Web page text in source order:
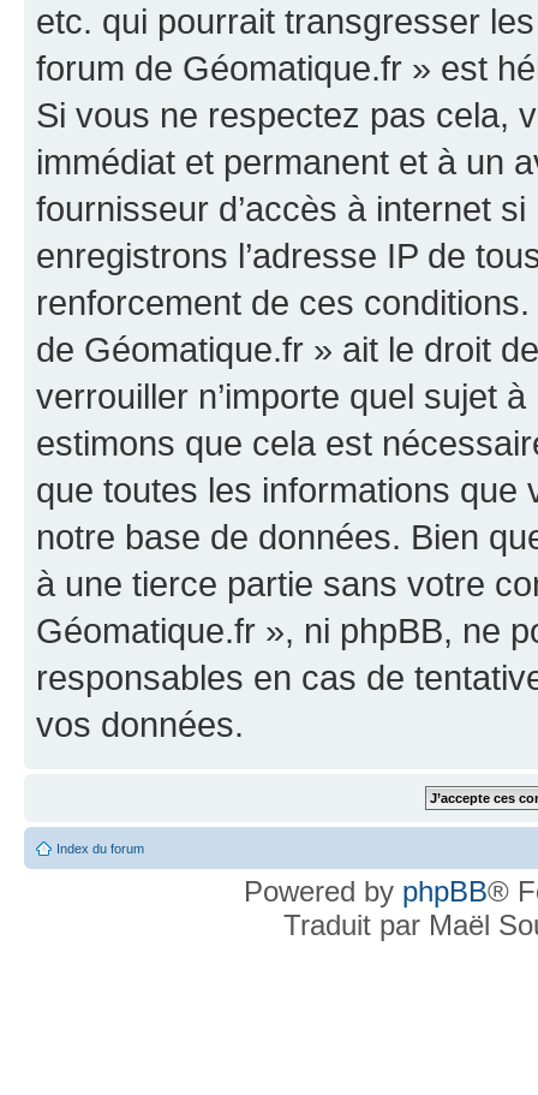
etc. qui pourrait transgresser
forum de Géomatique.fr » est
Si vous ne respectez pas cela,
immédiat et permanent et à un
fournisseur d’accès à internet
enregistrons l’adresse IP de
renforcement de ces
de Géomatique.fr » ait le droit
verrouiller n’importe quel sujet
estimons que cela est
que toutes les informations
notre base de données. Bien
à une tierce partie sans votre
Géomatique.fr », ni phpBB, ne
responsables en cas de
vos données.
Index du forum
Powered by phpBB®
Traduit par Maël